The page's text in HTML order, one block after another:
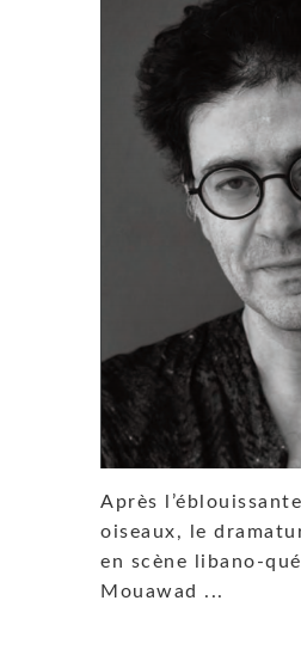
Après
oiseaux, le
en scène libano-
Mouawad ...